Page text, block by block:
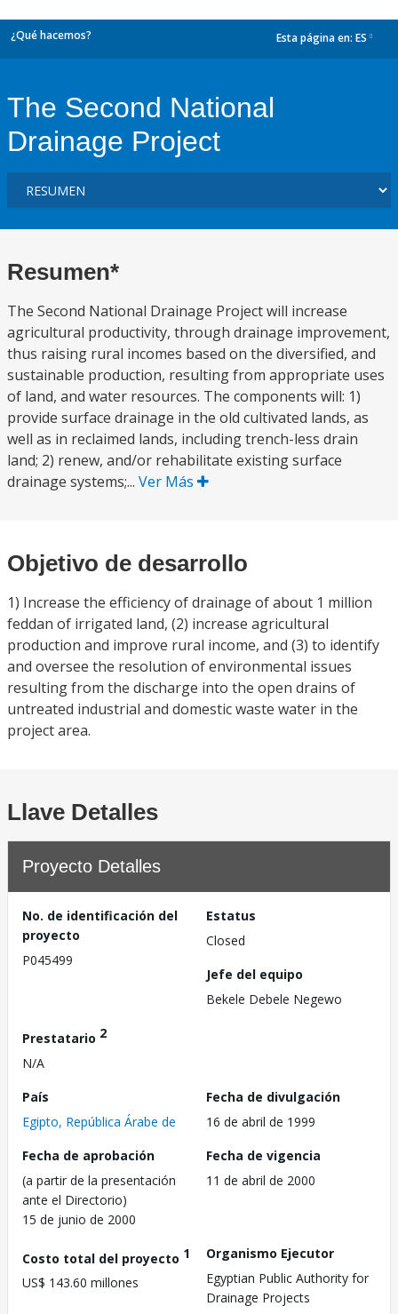
¿Qué hacemos? Esta página en: ES
The Second National
Drainage Project
Resumen*
The Second National Drainage Project will increase
agricultural productivity, through drainage improvement,
thus raising rural incomes based on the diversified, and
sustainable production, resulting from appropriate uses
of land, and water resources. The components will: 1)
provide surface drainage in the old cultivated lands, as
well as in reclaimed lands, including trench-less drain
land; 2) renew, and/or rehabilitate existing surface
drainage systems;... Ver Más
Objetivo de desarrollo
1) Increase the efficiency of drainage of about 1 million
feddan of irrigated land, (2) increase agricultural
production and improve rural income, and (3) to identify
and oversee the resolution of environmental issues
resulting from the discharge into the open drains of
untreated industrial and domestic waste water in the
project area.
Llave Detalles
Proyecto Detalles
No. de identificación del
proyecto
P045499
Estatus
Closed
Jefe del equipo
Bekele Debele Negewo
Prestatario 2
N/A
País
Egipto, República Árabe de
Fecha de divulgación
16 de abril de 1999
Fecha de aprobación
(a partir de la presentación
ante el Directorio)
15 de junio de 2000
Fecha de vigencia
11 de abril de 2000
Costo total del proyecto 1
US$ 143.60 millones
Organismo Ejecutor
Egyptian Public Authority for
Drainage Projects